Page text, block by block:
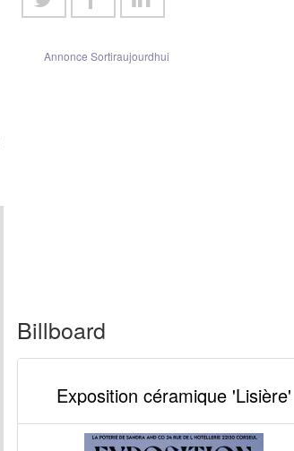
Annonce Sortiraujourdhui
Billboard
Exposition céramique 'Lisière'